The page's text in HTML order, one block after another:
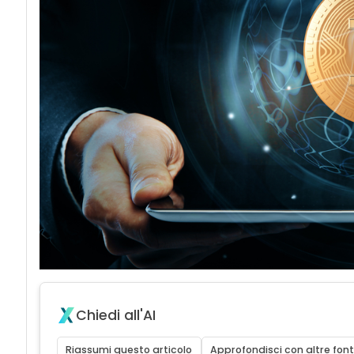
Chiedi all'AI
Riassumi questo articolo Approfondisci con altre